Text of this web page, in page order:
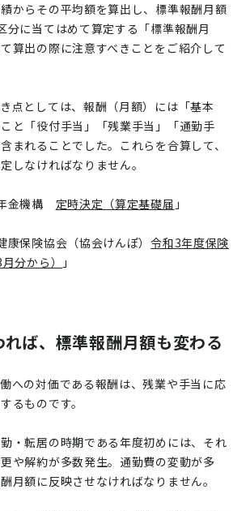
からその平均額を算出し、標準報酬月額
分に当てはめて算定する「標準報酬月
算出の際に注意すべきことをご紹介して
点としては、報酬（月額）には「基本
と「役付手当」「残業手当」「通勤手
まれることでした。これらを合算して、
しなければなりません。
金機構 定時決定（算定基礎届 」
保険協会（協会けんぽ）令和3年度保険
分から）
」
ば、標準報酬月額も変わる
への対価である報酬は、残業や手当に応
るものです。
・転居の時期である年度初めには、それ
や解約が多数発生。通勤費の変動が多
月額に反映させなければなりません。